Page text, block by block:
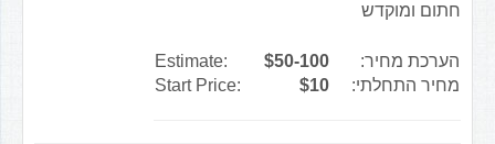
חתום ומוקדש
הערכת מחיר: $50-100
Estimate:
מחיר התחלתי:
$10
Start Price: